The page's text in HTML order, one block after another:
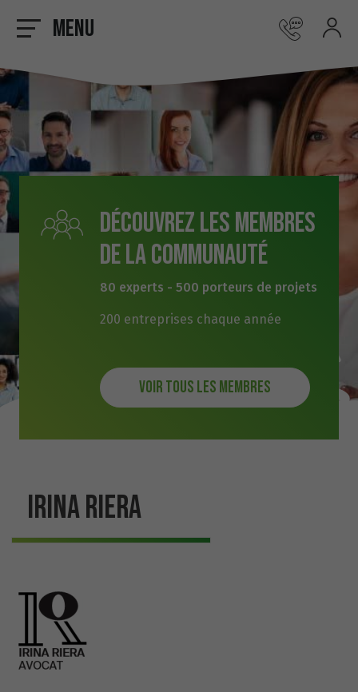
Menu
Découvrez les membres
de la communauté
80 experts - 500 porteurs de projets
200 entreprises chaque année
Voir tous les membres
IRINA RIERA